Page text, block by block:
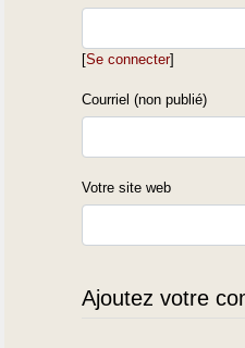
[Se connecter]
Courriel (non publié)
Votre site web
Ajoutez votre